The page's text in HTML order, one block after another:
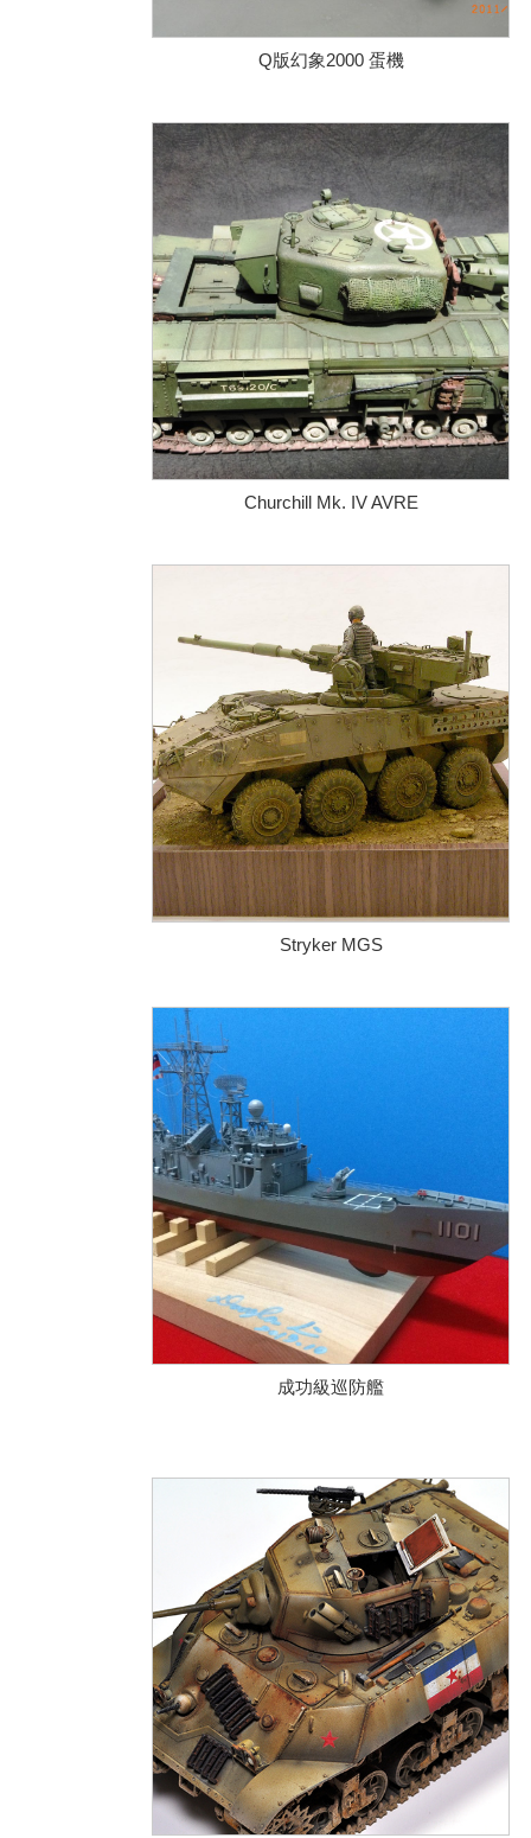
Q版幻象2000 蛋機
Churchill Mk. IV AVRE
Stryker MGS
成功級巡防艦